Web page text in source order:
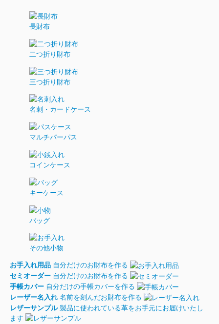
長財布
二つ折り財布
三つ折り財布
名刺・カードケース
マルチパーパス
コインケース
キーケース
バッグ
その他小物
お手入れ用品 自分だけのお財布を作る
セミオーダー 自分だけのお財布を作る
手帳カバー 自分だけの手帳カバーを作る
レーザー名入れ 名前を刻んだお財布を作る
レザーサンプル製品に使われている革をお手元にお届けいたし
ます